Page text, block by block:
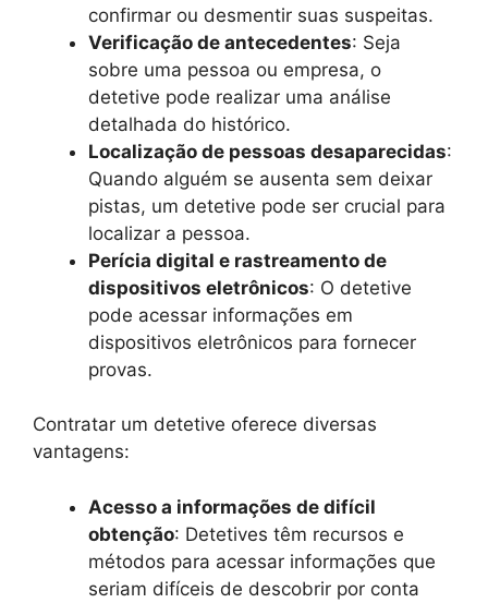
confirmar ou desmentir suas suspeitas.
Verificação de antecedentes: Seja
sobre uma pessoa ou empresa, o
detetive pode realizar uma análise
detalhada do histórico.
Localização de pessoas desaparecidas:
Quando alguém se ausenta sem deixar
pistas, um detetive pode ser crucial para
localizar a pessoa.
Perícia digital e rastreamento de
dispositivos eletrônicos: O detetive
pode acessar informações em
dispositivos eletrônicos para fornecer
provas.
Contratar um detetive oferece diversas
vantagens:
Acesso a informações de difícil
obtenção: Detetives têm recursos e
métodos para acessar informações que
seriam difíceis de descobrir por conta